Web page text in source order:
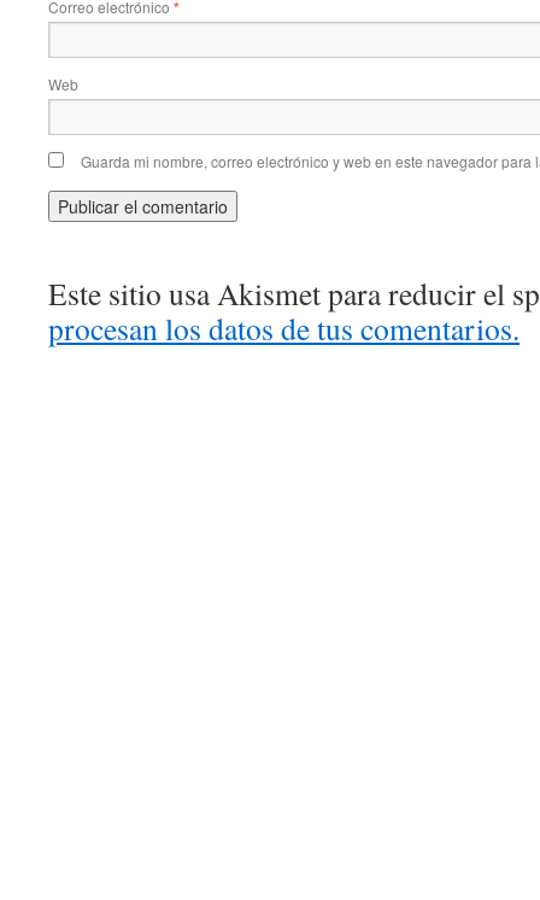
Correo electrónico *
Web
Guarda mi nombre, correo electrónico y web en este navegador para
Este sitio usa Akismet para reducir el
procesan los datos de tus comentarios.